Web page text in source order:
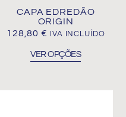
CAPA EDREDÃO
ORIGIN
128,80€ IVA INCLUÍDO
VER OPÇÕES
chosen
on
product